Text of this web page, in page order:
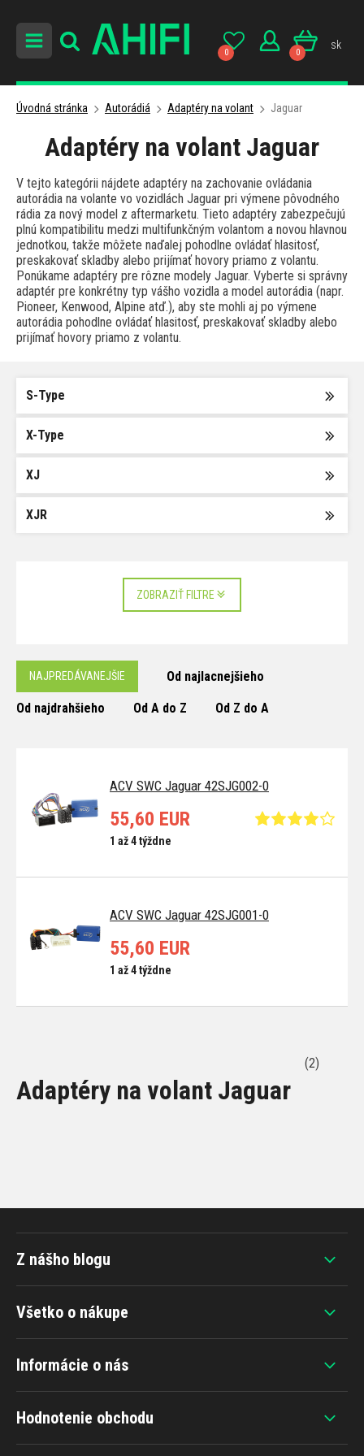
0 0
sk
Úvodná stránka Autorádiá Adaptéry na volant Jaguar
Adaptéry na volant Jaguar
V tejto kategórii nájdete adaptéry na zachovanie ovládania
autorádia na volante vo vozidlách Jaguar pri výmene pôvodného
rádia za nový model z aftermarketu. Tieto adaptéry zabezpečujú
plnú kompatibilitu medzi multifunkčným volantom a novou hlavnou
jednotkou, takže môžete naďalej pohodlne ovládať hlasitosť,
preskakovať skladby alebo prijímať hovory priamo z volantu.
Ponúkame adaptéry pre rôzne modely Jaguar. Vyberte si správny
adaptér pre konkrétny typ vášho vozidla a model autorádia (napr.
Pioneer, Kenwood, Alpine atď.), aby ste mohli aj po výmene
autorádia pohodlne ovládať hlasitosť, preskakovať skladby alebo
prijímať hovory priamo z volantu.
S-Type
X-Type
XJ
XJR
ZOBRAZIŤ FILTRE
NAJPREDÁVANEJŠIE Od najlacnejšieho
Od najdrahšieho Od A do Z Od Z do A
ACV SWC Jaguar 42SJG002-0
55,60 EUR
1 až 4 týždne
ACV SWC Jaguar 42SJG001-0
55,60 EUR
1 až 4 týždne
Adaptéry na volant Jaguar
(2)
Všetko o nákupe
Informácie o nás
Hodnotenie obchodu
Z nášho blogu